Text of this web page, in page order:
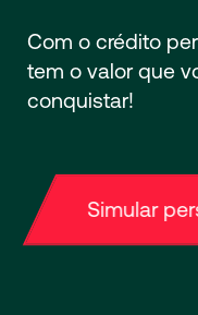
Com o crédito
tem o valor que
conquistar!
Simular